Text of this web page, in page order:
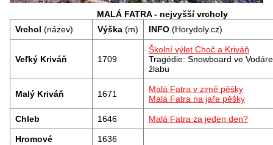
MALÁ FATRA - nejvyšší vrcholy
Vrchol (název) Výška (m) INFO (Horydoly.cz)
Veľký Kriváň 1709
Školní výlet Choč a Kriváň
Tragédie: Snowboard ve
žlabu
Malý Kriváň 1671
Malá Fatra v zimě pěšky
Malá Fatra na jaře pěšky
Chleb 1646 Malá Fatra za jeden den?
Hromové 1636